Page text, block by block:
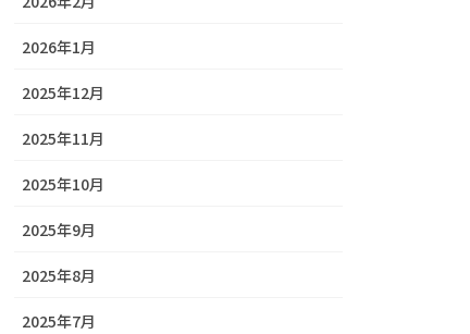
2026年1月
2025年12月
2025年11月
2025年10月
2025年9月
2025年8月
2025年7月